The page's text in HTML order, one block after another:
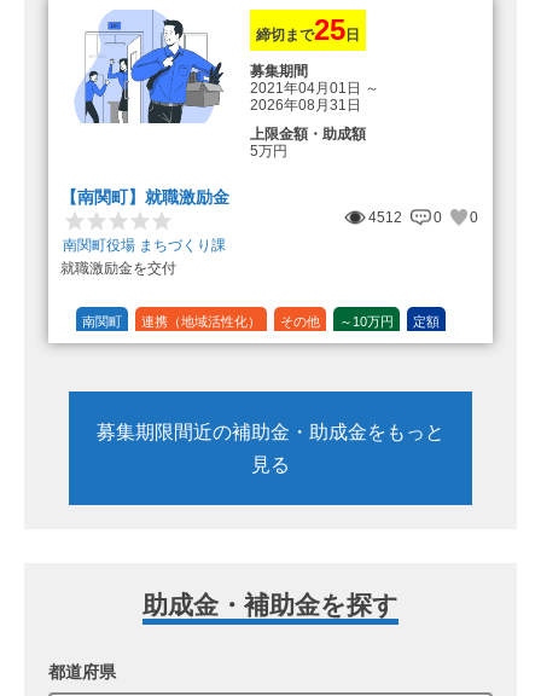
1/3 (33%)
締切まで25日
募集期間
2021年04月01日 ～
2026年08月31日
上限金額・助成額
5万円
【南関町】就職激励金
4512 0
0
南関町役場 まちづくり課
就職激励金を交付
南関町 連携（地域活性化） その他 ～10万円 定額
募集期限間近の補助金・助成金をもっと
見る
助成金・補助金を探す
都道府県